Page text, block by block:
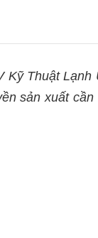
Thuật
sản xuất